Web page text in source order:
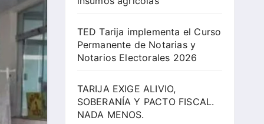
TED Tarija implementa el Curso
Permanente de Notarias y
Notarios Electorales 2026
TARIJA EXIGE ALIVIO,
SOBERANÍA Y PACTO FISCAL.
NADA MENOS.